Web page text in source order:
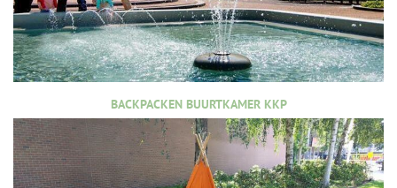
BACKPACKEN BUURTKAMER KKP